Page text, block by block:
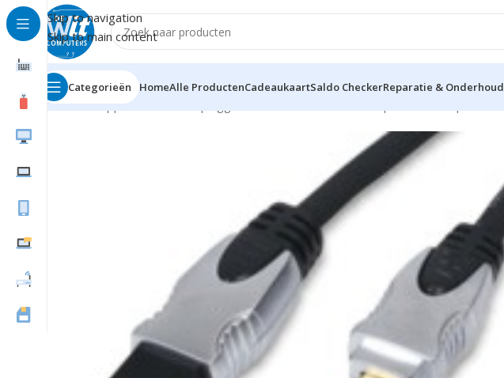
Skip to navigation
Skip to main content
Categorieën HomeAlle ProductenCadeaukaartSaldo CheckerReparatie & Onderhoud
Home Supplies